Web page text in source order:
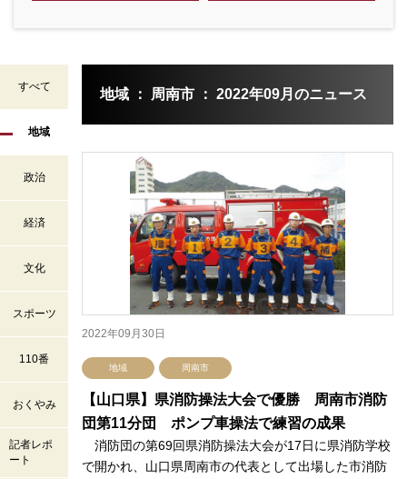
すべて
地域
政治
経済
文化
スポーツ
110番
おくやみ
記者レポ
ート
地域 ： 周南市 ： 2022年09月のニュース
2022年09月30日
地域 周南市
【山口県】県消防操法大会で優勝 周南市消防
団第11分団 ポンプ車操法で練習の成果
消防団の第69回県消防操法大会が17日に県消防学校
で開かれ、山口県周南市の代表として出場した市消防